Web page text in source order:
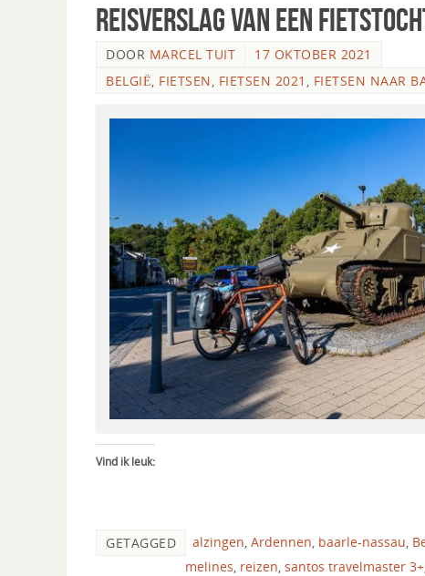
Reisverslag van een
DOOR MARCEL TUIT
17 OKTOBER 2021
BELGIË, FIETSEN, FIETSEN 2021 , FIETSEN NAAR
Vind ik leuk:
GETAGGED alzingen, Ardennen, baarle-nassau,
melines, reizen, santos travelmaster 3+